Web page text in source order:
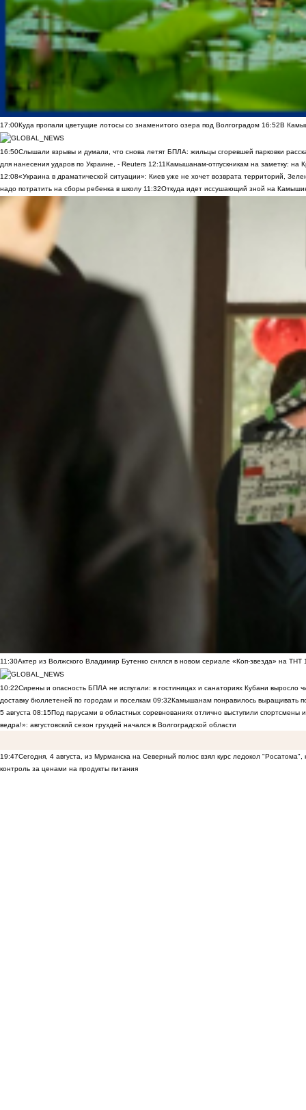
17:00Куда пропали цветущие лотосы со знаменитого озера под Волгоградом 16:52В
16:50Слышали взрывы и думали, что снова летят БПЛА: жильцы сгоревшей парковки
для нанесения ударов по Украине, - Reuters 12:11Камышанам-отпускникам на заметку: на
12:08«Украина в драматической ситуации»: Киев уже не хочет возврата территорий,
надо потратить на сборы ребенка в школу 11:32Откуда идет иссушающий зной на
11:30Актер из Волжского Владимир Бутенко снялся в новом сериале «Коп-звезда» на ТНТ
10:22Сирены и опасность БПЛА не испугали: в гостиницах и санаториях Кубани выросло
доставку бюллетеней по городам и поселкам 09:32Камышанам понравилось выращивать
5 августа 08:15Под парусами в областных соревнованиях отлично выступили спортсмены
ведра!»: августовский сезон груздей начался в Волгоградской области
19:47Сегодня, 4 августа, из Мурманска на Северный полюс взял курс ледокол
контроль за ценами на продукты питания